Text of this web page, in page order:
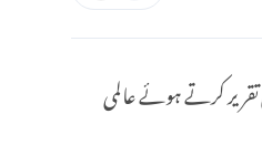
تقریر کرتے ہوئے عالمی